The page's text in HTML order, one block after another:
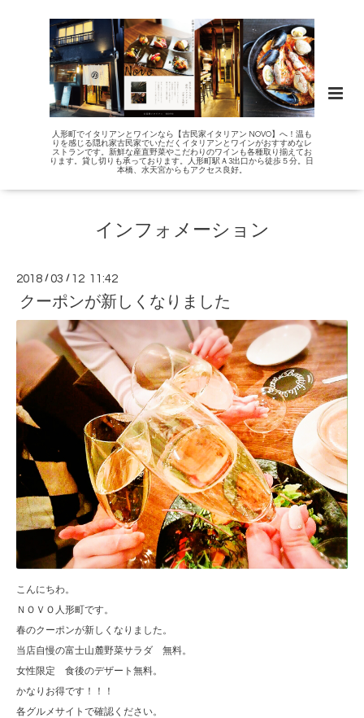
人形町でイタリアンとワインなら【古民家イタリアン NOVO】へ！温も
りを感じる隠れ家古民家でいただくイタリアンとワインがおすすめなレ
ストランです。新鮮な産直野菜やこだわりのワインも各種取り揃えてお
ります。貸し切りも承っております。人形町駅Ａ3出口から徒歩５分。日
本橋、水天宮からもアクセス良好。
インフォメーション
2018 /03 / 12 11:42
クーポンが新しくなりました
こんにちわ。
ＮＯＶＯ人形町です。
春のクーポンが新しくなりました。
当店自慢の富士山麓野菜サラダ 無料。
女性限定 食後のデザート無料。
かなりお得です！！！
各グルメサイトで確認ください。